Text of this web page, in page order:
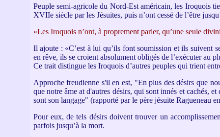
Peuple semi-agricole du Nord-Est américain, les Iroquois
XVIIe siècle par les Jésuites, puis n’ont cessé de l’être
«Les Iroquois n’ont, à proprement parler, qu’une seule
Il ajoute : «C’est à lui qu’ils font soumission et ils suivent
en rêve, ils se croient absolument obligés de l’exécuter au
Ce trait distingue les Iroquois d’autres peuples qui trient
Approche freudienne s'il en est, "En plus des désirs que
que notre âme at d'autres désirs, qui sont innés et cachés,
sont son langage" (rapporté par le père jésuite Ragueneau
Pour eux, de tels désirs doivent trouver un
parfois jusqu’à la mort.